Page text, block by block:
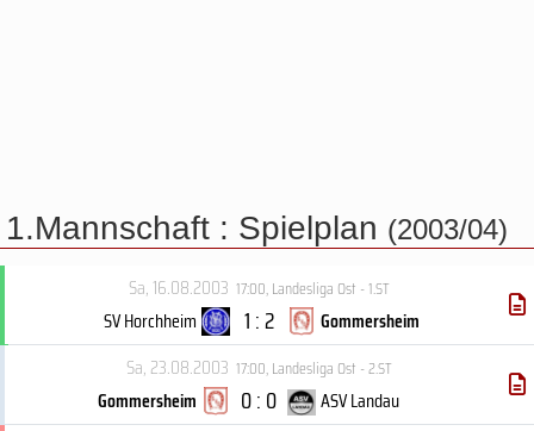
1.Mannschaft : Spielplan (2003/04)
Sa, 16.08.2003 17:00,Landesliga Ost - 1.ST
SV Horchheim 1 : 2
Gommersheim
Sa, 23.08.2003 17:00,Landesliga Ost - 2.ST
Gommersheim 0 : 0
ASV Landau